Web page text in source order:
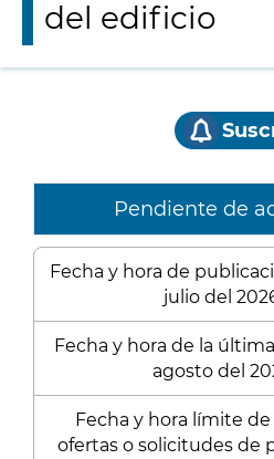
del edificio
Pendiente de
Fecha y hora de
julio del
Fecha y hora de la
agosto del
Fecha y hora límite
ofertas o solicitudes de